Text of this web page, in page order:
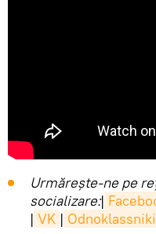
Urmărește-ne pe
socializare:|
| VK | Odnoklassniki